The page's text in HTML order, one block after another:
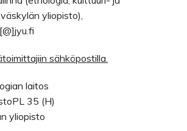
yliopisto),
sähköpostilla.
laitos
35 (H)
yliopisto